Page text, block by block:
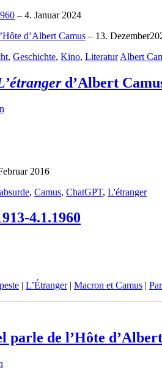
– 4. Januar 2024
d’Albert Camus – 13.
, Geschichte, Kino, Literatur Albert
d’Albert
2016
absurde, Camus, ChatGPT, L'étranger
4.1.1960
| L’Étranger| Macron et Camus |
parle de l’Hôte